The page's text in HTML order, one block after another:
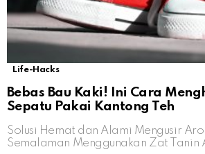
Life-Hacks
Bebas Bau Kaki! Ini Cara
Sepatu Pakai Kantong Teh
Solusi Hemat dan Alami Mengusir
Semalaman Menggunakan Zat Tanin